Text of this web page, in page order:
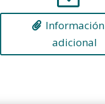
Información
adicional